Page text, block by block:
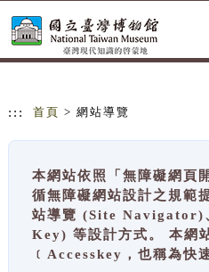
::: 首頁 > 網站導覽
本網站依照「無障礙網頁
循無障礙網站設計之規範
站導覽 (Site Navigator)
Key) 等設計方式。 本網
﹝Accesskey，也稱為快